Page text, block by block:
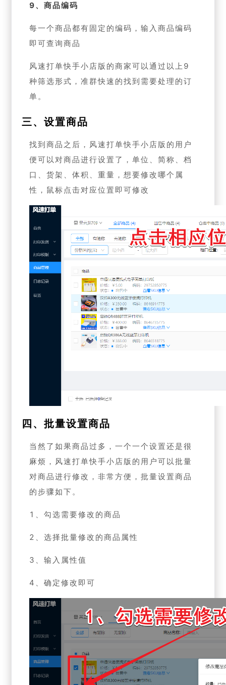
9、商品编码
每一个商品都有固定的编码，输入商品编码
即可查询商品
风速打单快手小店版的商家可以通过以上9
种筛选形式，准群快速的找到需要处理的订
单。
三、设置商品
找到商品之后，风速打单快手小店版的用户
便可以对商品进行设置了，单位、简称、档
口、货架、体积、重量，想要修改哪个属
性，鼠标点击对应位置即可修改
四、批量设置商品
当然了如果商品过多，一个一个设置还是很
麻烦，风速打单快手小店版的用户可以批量
对商品进行修改，非常方便，批量设置商品
的步骤如下。
1、勾选需要修改的商品
2、选择批量修改的商品属性
3、输入属性值
4、确定修改即可